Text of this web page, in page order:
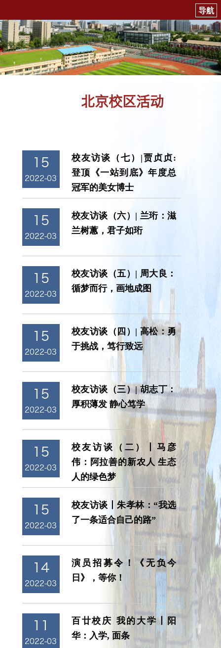
北京校区活动
15
2022-03
校友访谈（七）|贾贞贞:
登顶《一站到底》年度总
冠军的美女博士
15
2022-03
校友访谈（六）| 兰珩：滋
兰树蕙，君子如珩
15
2022-03
校友访谈（五）| 周大良：
循梦而行，画地成图
15
2022-03
校友访谈（四）| 高松：勇
于挑战，笃行致远
15
2022-03
校友访谈（三）| 胡志丁：
厚积薄发 静心笃学
15
2022-03
校友访谈（二）丨马彦
伟：阿拉善的新农人 生态
人的绿色梦
15
2022-03
校友访谈丨朱孝林：“我选
了一条适合自己的路”
14
2022-03
演员招募令！《无负今
日》，等你！
11
2022-03
百廿校庆 我的大学丨阳
华：入学, 面条